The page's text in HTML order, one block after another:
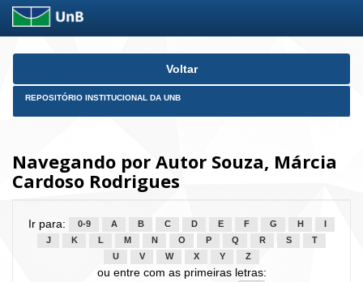
Skip
Voltar
REPOSITÓRIO INSTITUCIONAL DA UNB
Navegando por Autor Souza, Márcia
Cardoso Rodrigues
Ir para: 0-9 A B C D E F G H
J
K L M N O P Q R S
T
U
V W X Y Z
ou entre com as primeiras letras: